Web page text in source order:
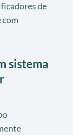
de
com
sistema